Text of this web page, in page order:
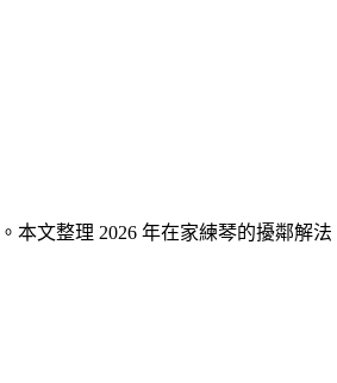
本文整理 2026 年在家練琴的擾鄰解